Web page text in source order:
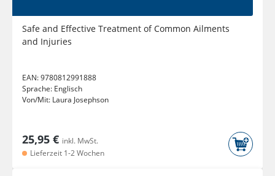
Safe and Effective Treatment of Common Ailments
and Injuries
EAN:9780812991888
Sprache: Englisch
Von/Mit: Laura Josephson
25,95 € inkl. MwSt.
Lieferzeit 1-2 Wochen